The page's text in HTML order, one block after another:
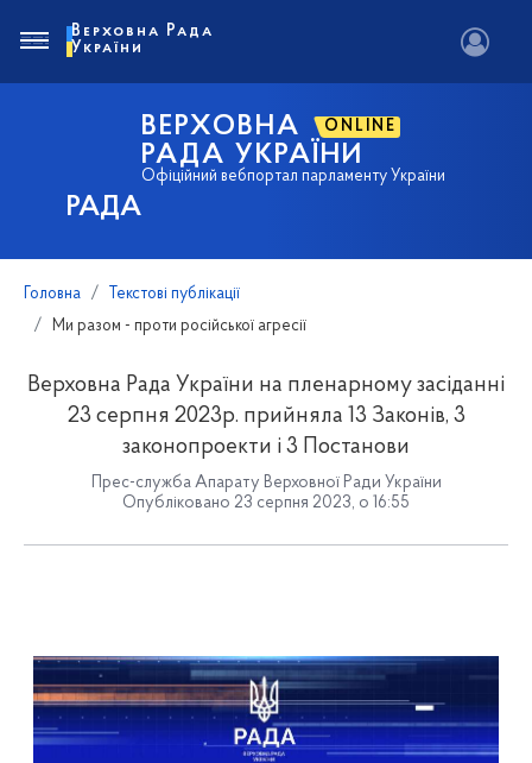
РАДА
ВЕРХОВНА ONLINE
РАДА УКРАЇНИ
Офіційний вебпортал парламенту України
Верховна Рада
України
Головна
Текстові публікації
Ми разом - проти російської агресії
Верховна Рада України на пленарному засіданні
23 серпня 2023р. прийняла 13 Законів, 3
законопроекти і 3 Постанови
Прес-служба Апарату Верховної Ради України
Опубліковано 23 серпня 2023, о 16:55